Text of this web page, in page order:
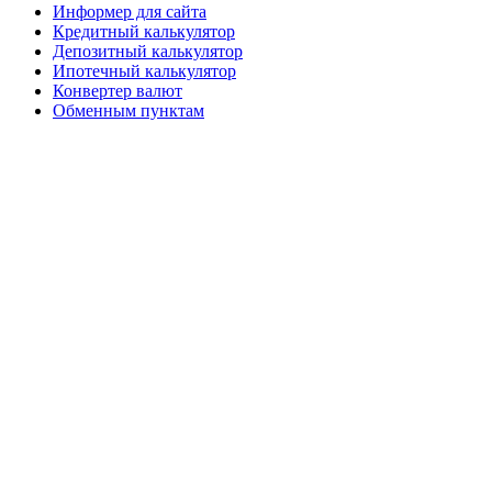
Информер для сайта
Кредитный калькулятор
Депозитный калькулятор
Ипотечный калькулятор
Конвертер валют
Обменным пунктам